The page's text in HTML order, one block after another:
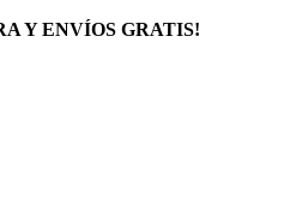
Y ENVÍOS GRATIS!